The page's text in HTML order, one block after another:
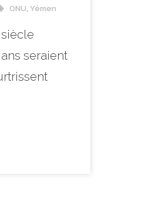
ONU, Yémen
seraient